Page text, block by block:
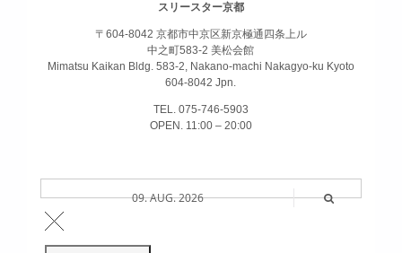
スリースター京都
〒604-8042 京都市中京区新京極通四条上ル
中之町583-2 美松会館
Mimatsu Kaikan Bldg. 583-2, Nakano-machi Nakagyo-ku Kyoto
604-8042 Jpn.
TEL. 075-746-5903
OPEN. 11:00 – 20:00
09. AUG. 2026